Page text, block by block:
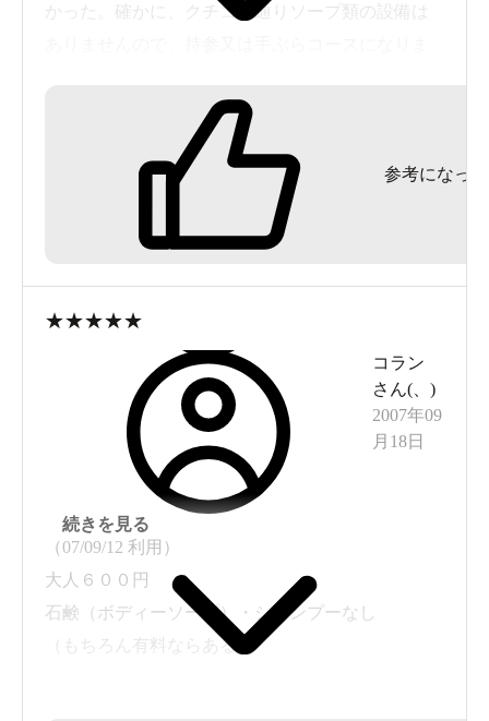
かった。確かに、クチコミ通りソープ類の設備は
たです。ミストサウナがアカスリエステに変わっ
てます。それらについての詳細が脱衣所の主浴入
り口付近に掲示されているので御参考までに。参考になった
★★★★★
コラン
さん(
)
2007年09
月18日
（07/09/12 利用）
大人６００円
石鹸（ボディーソープ）・シャンプーなし
（もちろん有料ならある）
続きを見る